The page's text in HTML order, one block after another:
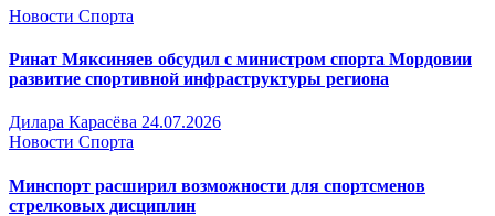
Новости Спорта
Ринат Мяксиняев обсудил с министром спорта Мордовии
развитие спортивной инфраструктуры региона
Дилара Карасёва 24.07.2026
Новости Спорта
Минспорт расширил возможности для спортсменов
стрелковых дисциплин